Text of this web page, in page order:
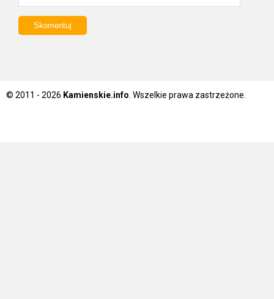
© 2011 - 2026 Kamienskie.info . Wszelkie prawa zastrzeżone.